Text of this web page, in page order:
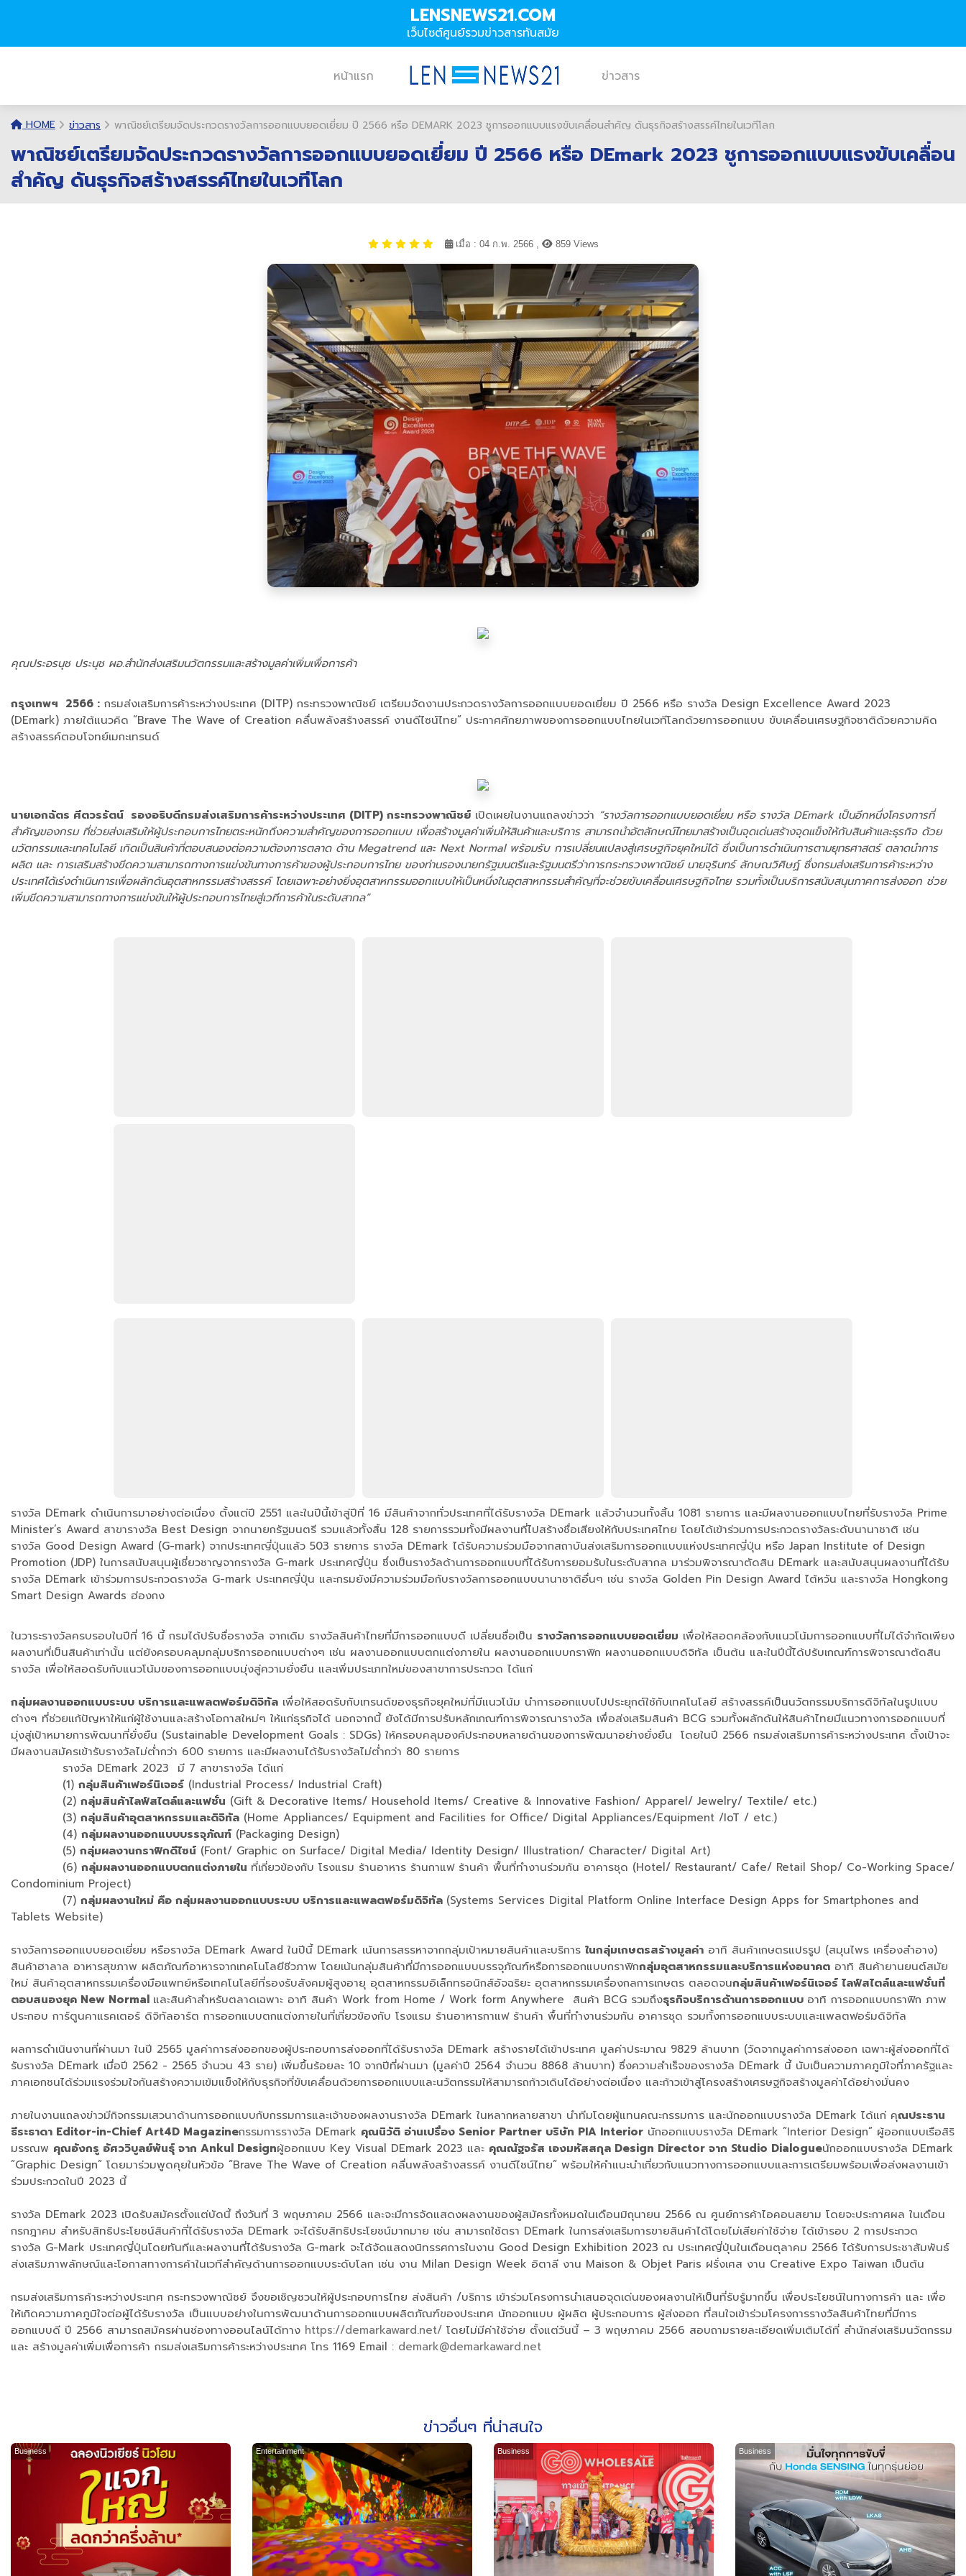
LENSNEWS21.COM
เว็บไซต์ศูนย์รวมข่าวสารทันสมัย
หน้าแรก ข่าวสาร
HOME ข่าวสาร พาณิชย์เตรียมจัดประกวดรางวัลการออกแบบยอดเยี่ยม ปี 2566 หรือ DEMARK 2023 ชูการออกแบบแรงขับเคลื่อนสำคัญ ดันธุรกิจสร้างสรรค์ไทยในเวทีโลก
พาณิชย์เตรียมจัดประกวดรางวัลการออกแบบยอดเยี่ยม ปี 2566 หรือ DEmark 2023 ชูการออกแบบแรงขับเคลื่อน
สำคัญ ดันธุรกิจสร้างสรรค์ไทยในเวทีโลก
เมื่อ : 04 ก.พ. 2566 , 859 Views
คุณประอรนุช ประนุช ผอ.สำนักส่งเสริมนวัตกรรมและสร้างมูลค่าเพิ่มเพื่อการค้า
กรุงเทพฯ 2566 : กรมส่งเสริมการค้าระหว่างประเทศ (DITP) กระทรวงพาณิชย์ เตรียมจัดงานประกวดรางวัลการออกแบบยอดเยี่ยม ปี 2566 หรือ รางวัล Design Excellence Award 2023
(DEmark) ภายใต้แนวคิด “Brave The Wave of Creation คลื่นพลังสร้างสรรค์ งานดีไซน์ไทย” ประกาศศักยภาพของการออกแบบไทยในเวทีโลกด้วยการออกแบบ ขับเคลื่อนเศรษฐกิจชาติด้วยความคิด
สร้างสรรค์ตอบโจทย์เมกะเทรนด์
นายเอกฉัตร ศีตวรรัตน์ รองอธิบดีกรมส่งเสริมการค้าระหว่างประเทศ (DITP) กระทรวงพาณิชย์ เปิดเผยในงานแถลงข่าวว่า “รางวัลการออกแบบยอดเยี่ยม หรือ รางวัล DEmark เป็นอีกหนึ่งโครงการที่
สำคัญของกรม ที่ช่วยส่งเสริมให้ผู้ประกอบการไทยตระหนักถึงความสำคัญของการออกแบบ เพื่อสร้างมูลค่าเพิ่มให้สินค้าและบริการ สามารถนำอัตลักษณ์ไทยมาสร้างเป็นจุดเด่นสร้างจุดแข็งให้กับสินค้าและธุรกิจ ด้วย
นวัตกรรมและเทคโนโลยี เกิดเป็นสินค้าที่ตอบสนองต่อความต้องการตลาด ด้าน Megatrend และ Next Normal พร้อมรับ การเปลี่ยนแปลงสู่เศรษฐกิจยุคใหม่ได้ ซึ่งเป็นการดำเนินการตามยุทธศาสตร์ ตลาดนำการ
ผลิต และ การเสริมสร้างขีดความสามารถทางการแข่งขันทางการค้าของผู้ประกอบการไทย ของท่านรองนายกรัฐมนตรีและรัฐมนตรีว่าการกระทรวงพาณิชย์ นายจุรินทร์ ลักษณวิศิษฏ์ ซึ่งกรมส่งเสริมการค้าระหว่าง
ประเทศได้เร่งดำเนินการเพื่อผลักดันอุตสาหกรรมสร้างสรรค์ โดยเฉพาะอย่างยิ่งอุตสาหกรรมออกแบบให้เป็นหนึ่งในอุตสาหกรรมสำคัญที่จะช่วยขับเคลื่อนเศรษฐกิจไทย รวมทั้งเป็นบริการสนับสนุนภาคการส่งออก ช่วย
เพิ่มขีดความสามารถทางการแข่งขันให้ผู้ประกอบการไทยสู่เวทีการค้าในระดับสากล”
รางวัล DEmark ดำเนินการมาอย่างต่อเนื่อง ตั้งแต่ปี 2551 และในปีนี้เข้าสู่ปีที่ 16 มีสินค้าจากทั่วประเทศที่ได้รับรางวัล DEmark แล้วจำนวนทั้งสิ้น 1081 รายการ และมีผลงานออกแบบไทยที่รับรางวัล Prime
Minister’s Award สาขารางวัล Best Design จากนายกรัฐมนตรี รวมแล้วทั้งสิ้น 128 รายการรวมทั้งมีผลงานที่ไปสร้างชื่อเสียงให้กับประเทศไทย โดยได้เข้าร่วมการประกวดรางวัลระดับนานาชาติ เช่น
รางวัล Good Design Award (G-mark) จากประเทศญี่ปุ่นแล้ว 503 รายการ รางวัล DEmark ได้รับความร่วมมือจากสถาบันส่งเสริมการออกแบบแห่งประเทศญี่ปุ่น หรือ Japan Institute of Design
Promotion (JDP) ในการสนับสนุนผู้เชี่ยวชาญจากรางวัล G-mark ประเทศญี่ปุ่น ซึ่งเป็นรางวัลด้านการออกแบบที่ได้รับการยอมรับในระดับสากล มาร่วมพิจารณาตัดสิน DEmark และสนับสนุนผลงานที่ได้รับ
รางวัล DEmark เข้าร่วมการประกวดรางวัล G-mark ประเทศญี่ปุ่น และกรมยังมีความร่วมมือกับรางวัลการออกแบบนานาชาติอื่นๆ เช่น รางวัล Golden Pin Design Award ไต้หวัน และรางวัล Hongkong
Smart Design Awards ฮ่องกง
ในวาระรางวัลครบรอบในปีที่ 16 นี้ กรมได้ปรับชื่อรางวัล จากเดิม รางวัลสินค้าไทยที่มีการออกแบบดี เปลี่ยนชื่อเป็น รางวัลการออกแบบยอดเยี่ยม เพื่อให้สอดคล้องกับแนวโน้มการออกแบบที่ไม่ได้จำกัดเพียง
ผลงานที่เป็นสินค้าเท่านั้น แต่ยังครอบคลุมกลุ่มบริการออกแบบต่างๆ เช่น ผลงานออกแบบตกแต่งภายใน ผลงานออกแบบกราฟิก ผลงานออกแบบดิจิทัล เป็นต้น และในปีนี้ได้ปรับเกณฑ์การพิจารณาตัดสิน
รางวัล เพื่อให้สอดรับกับแนวโน้มของการออกแบบมุ่งสู่ความยั่งยืน และเพิ่มประเภทใหม่ของสาขาการประกวด ได้แก่
กลุ่มผลงานออกแบบระบบ บริการและแพลตฟอร์มดิจิทัล เพื่อให้สอดรับกับเทรนด์ของธุรกิจยุคใหม่ที่มีแนวโน้ม นำการออกแบบไปประยุกต์ใช้กับเทคโนโลยี สร้างสรรค์เป็นนวัตกรรมบริการดิจิทัลในรูปแบบ
ต่างๆ ที่ช่วยแก้ปัญหาให้แก่ผู้ใช้งานและสร้างโอกาสใหม่ๆ ให้แก่ธุรกิจได้ นอกจากนี้ ยังได้มีการปรับหลักเกณฑ์การพิจารณารางวัล เพื่อส่งเสริมสินค้า BCG รวมทั้งผลักดันให้สินค้าไทยมีแนวทางการออกแบบที่
มุ่งสู่เป้าหมายการพัฒนาที่ยั่งยืน (Sustainable Development Goals : SDGs) ให้ครอบคลุมองค์ประกอบหลายด้านของการพัฒนาอย่างยั่งยืน โดยในปี 2566 กรมส่งเสริมการค้าระหว่างประเทศ ตั้งเป้าจะ
มีผลงานสมัครเข้ารับรางวัลไม่ต่ำกว่า 600 รายการ และมีผลงานได้รับรางวัลไม่ต่ำกว่า 80 รายการ
รางวัล DEmark 2023 มี 7 สาขารางวัล ได้แก่
(1) กลุ่มสินค้าเฟอร์นิเจอร์ (Industrial Process/ Industrial Craft)
(2) กลุ่มสินค้าไลฟ์สไตล์และแฟชั่น (Gift & Decorative Items/ Household Items/ Creative & Innovative Fashion/ Apparel/ Jewelry/ Textile/ etc.)
(3) กลุ่มสินค้าอุตสาหกรรมและดิจิทัล (Home Appliances/ Equipment and Facilities for Office/ Digital Appliances/Equipment /IoT / etc.)
(4) กลุ่มผลงานออกแบบบรรจุภัณฑ์ (Packaging Design)
(5) กลุ่มผลงานกราฟิกดีไซน์ (Font/ Graphic on Surface/ Digital Media/ Identity Design/ Illustration/ Character/ Digital Art)
(6) กลุ่มผลงานออกแบบตกแต่งภายใน ที่เกี่ยวข้องกับ โรงแรม ร้านอาหาร ร้านกาแฟ ร้านค้า พื้นที่ทํางานร่วมกัน อาคารชุด (Hotel/ Restaurant/ Cafe/ Retail Shop/ Co-Working Space/
Condominium Project)
(7) กลุ่มผลงานใหม่ คือ กลุ่มผลงานออกแบบระบบ บริการและแพลตฟอร์มดิจิทัล (Systems Services Digital Platform Online Interface Design Apps for Smartphones and
Tablets Website)
รางวัลการออกแบบยอดเยี่ยม หรือรางวัล DEmark Award ในปีนี้ DEmark เน้นการสรรหาจากกลุ่มเป้าหมายสินค้าและบริการ ในกลุ่มเกษตรสร้างมูลค่า อาทิ สินค้าเกษตรแปรรูป (สมุนไพร เครื่องสำอาง)
สินค้าฮาลาล อาหารสุขภาพ ผลิตภัณฑ์อาหารจากเทคโนโลยีชีวภาพ โดยเน้นกลุ่มสินค้าที่มีการออกแบบบรรจุภัณฑ์หรือการออกแบบกราฟิกกลุ่มอุตสาหกรรมและบริการแห่งอนาคต อาทิ สินค้ายานยนต์สมัย
ใหม่ สินค้าอุตสาหกรรมเครื่องมือแพทย์หรือเทคโนโลยีที่รองรับสังคมผู้สูงอายุ อุตสาหกรรมอิเล็กทรอนิกส์อัจฉริยะ อุตสาหกรรมเครื่องกลการเกษตร ตลอดจนกลุ่มสินค้าเฟอร์นิเจอร์ ไลฟ์สไตล์และแฟชั่นที่
ตอบสนองยุค New Normal และสินค้าสำหรับตลาดเฉพาะ อาทิ สินค้า Work from Home / Work form Anywhere สินค้า BCG รวมถึงธุรกิจบริการด้านการออกแบบ อาทิ การออกแบบกราฟิก ภาพ
ประกอบ การ์ตูนคาแรคเตอร์ ดิจิทัลอาร์ต การออกแบบตกแต่งภายในที่เกี่ยวข้องกับ โรงแรม ร้านอาหารกาแฟ ร้านค้า พื้นที่ทํางานร่วมกัน อาคารชุด รวมทั้งการออกแบบระบบและแพลตฟอร์มดิจิทัล
ผลการดำเนินงานที่ผ่านมา ในปี 2565 มูลค่าการส่งออกของผู้ประกอบการส่งออกที่ได้รับรางวัล DEmark สร้างรายได้เข้าประเทศ มูลค่าประมาณ 9829 ล้านบาท (วัดจากมูลค่าการส่งออก เฉพาะผู้ส่งออกที่ได้
รับรางวัล DEmark เมื่อปี 2562 - 2565 จำนวน 43 ราย) เพิ่มขึ้นร้อยละ 10 จากปีที่ผ่านมา (มูลค่าปี 2564 จำนวน 8868 ล้านบาท) ซึ่งความสำเร็จของรางวัล DEmark นี้ นับเป็นความภาคภูมิใจที่ภาครัฐและ
ภาคเอกชนได้ร่วมแรงร่วมใจกันสร้างความเข้มแข็งให้กับธุรกิจที่ขับเคลื่อนด้วยการออกแบบและนวัตกรรมให้สามารถก้าวเดินได้อย่างต่อเนื่อง และก้าวเข้าสู่โครงสร้างเศรษฐกิจสร้างมูลค่าได้อย่างมั่นคง
ภายในงานแถลงข่าวมีกิจกรรมเสวนาด้านการออกแบบกับกรรมการและเจ้าของผลงานรางวัล DEmark ในหลากหลายสาขา นำทีมโดยผู้แทนคณะกรรมการ และนักออกแบบรางวัล DEmark ได้แก่ คุณประธาน
ธีระธาดา Editor-in-Chief Art4D Magazineกรรมการรางวัล DEmark คุณนิวัติ อ่านเปรื่อง Senior Partner บริษัท PIA Interior นักออกแบบรางวัล DEmark ”Interior Design” ผู้ออกแบบเรือสิริ
มรรณพ คุณอังกรู อัศววิบูลย์พันธุ์ จาก Ankul Designผู้ออกแบบ Key Visual DEmark 2023 และ คุณณัฐจรัส เองมหัสสกุล Design Director จาก Studio Dialogueนักออกแบบรางวัล DEmark
”Graphic Design” โดยมาร่วมพูดคุยในหัวข้อ “Brave The Wave of Creation คลื่นพลังสร้างสรรค์ งานดีไซน์ไทย” พร้อมให้คำแนะนำเกี่ยวกับแนวทางการออกแบบและการเตรียมพร้อมเพื่อส่งผลงานเข้า
ร่วมประกวดในปี 2023 นี้
รางวัล DEmark 2023 เปิดรับสมัครตั้งแต่บัดนี้ ถึงวันที่ 3 พฤษภาคม 2566 และจะมีการจัดแสดงผลงานของผู้สมัครทั้งหมดในเดือนมิถุนายน 2566 ณ ศูนย์การค้าไอคอนสยาม โดยจะประกาศผล ในเดือน
กรกฎาคม สำหรับสิทธิประโยชน์สินค้าที่ได้รับรางวัล DEmark จะได้รับสิทธิประโยชน์มากมาย เช่น สามารถใช้ตรา DEmark ในการส่งเสริมการขายสินค้าได้โดยไม่เสียค่าใช้จ่าย ได้เข้ารอบ 2 การประกวด
รางวัล G-Mark ประเทศญี่ปุ่นโดยทันทีและผลงานที่ได้รับรางวัล G-mark จะได้จัดแสดงนิทรรศการในงาน Good Design Exhibition 2023 ณ ประเทศญี่ปุ่นในเดือนตุลาคม 2566 ได้รับการประชาสัมพันธ์
ส่งเสริมภาพลักษณ์และโอกาสทางการค้าในเวทีสำคัญด้านการออกแบบระดับโลก เช่น งาน Milan Design Week อิตาลี งาน Maison & Objet Paris ฝรั่งเศส งาน Creative Expo Taiwan เป็นต้น
กรมส่งเสริมการค้าระหว่างประเทศ กระทรวงพาณิชย์ จึงขอเชิญชวนให้ผู้ประกอบการไทย ส่งสินค้า /บริการ เข้าร่วมโครงการนำเสนอจุดเด่นของผลงานให้เป็นที่รับรู้มากขึ้น เพื่อประโยชน์ในทางการค้า และ เพื่อ
ให้เกิดความภาคภูมิใจต่อผู้ได้รับรางวัล เป็นแบบอย่างในการพัฒนาด้านการออกแบบผลิตภัณฑ์ของประเทศ นักออกแบบ ผู้ผลิต ผู้ประกอบการ ผู้ส่งออก ที่สนใจเข้าร่วมโครงการรางวัลสินค้าไทยที่มีการ
ออกแบบดี ปี 2566 สามารถสมัครผ่านช่องทางออนไลน์ได้ทาง https://demarkaward.net/ โดยไม่มีค่าใช้จ่าย ตั้งแต่วันนี้ – 3 พฤษภาคม 2566 สอบถามรายละเอียดเพิ่มเติมได้ที่ สำนักส่งเสริมนวัตกรรม
และ สร้างมูลค่าเพิ่มเพื่อการค้า กรมส่งเสริมการค้าระหว่างประเทศ โทร 1169 Email : demark@demarkaward.net
ข่าวอื่นๆ ที่น่าสนใจ
Business Entertainment Business Business